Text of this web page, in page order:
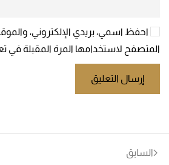
احفظ اسمي، بريدي الإلكتروني،
المتصفح لاستخدامها المرة المقبلة في
إرسال التعليق
السابق